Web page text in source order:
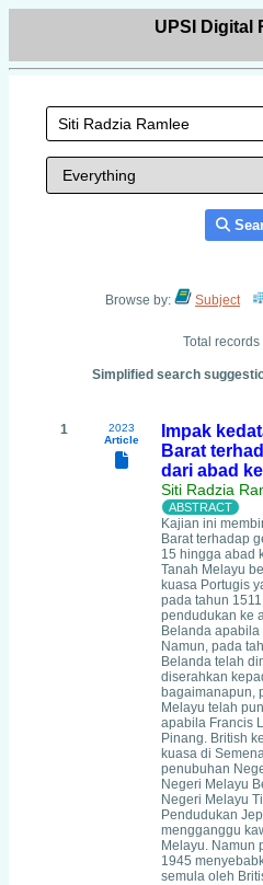
UPSI Digital
Browse by: Subject
Total records
Simplified search
1
2023
Article
Impak
Barat
dari abad
Siti Radzia
Kajian ini
Barat terhadap
15 hingga abad
Tanah Melayu
kuasa Portugis
pada tahun
pendudukan ke
Belanda
Namun, pada
Belanda telah
diserahkan
bagaimanapun,
Melayu telah
apabila Francis
Pinang. British
kuasa di
penubuhan
Negeri Melayu
Negeri Melayu
Pendudukan
mengganggu
Melayu. Namun
1945
semula oleh